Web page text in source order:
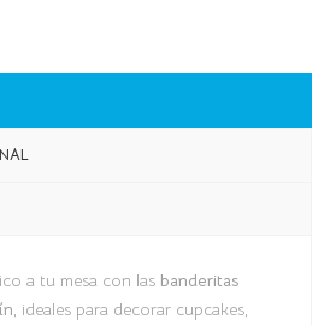
a tu mesa con las banderitas
, ideales para decorar cupcakes,